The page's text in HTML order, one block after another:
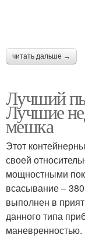
читать дальше →
Лучший
Лучшие
мешка
Этот
своей
мощностными
всасывание –
выполнен в
данного типа
маневренностью.